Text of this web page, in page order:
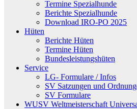
Termine Spezialhunde
Berichte Spezialhunde
Download IRO-PO 2025
Hüten
Berichte Hüten
Termine Hüten
Bundesleistungshüten
Service
LG- Formulare / Infos
SV Satzungen und
SV Formulare
WUSV Weltmeisterschaft